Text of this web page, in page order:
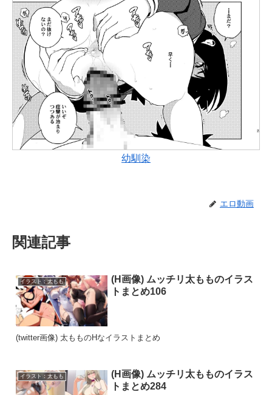
幼馴染
エロ動画
関連記事
イラスト：太もも
(H画像) ムッチリ太もものイラス
トまとめ106
(twitter画像) 太もものHなイラストまとめ
イラスト：太もも
(H画像) ムッチリ太もものイラス
トまとめ284